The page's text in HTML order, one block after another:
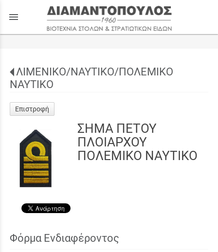
menu
ΛΙΜΕΝΙΚΟ/ΝΑΥΤΙΚΟ/ΠΟΛΕΜΙΚΟ
ΝΑΥΤΙΚΟ
Επιστροφή
ΣΗΜΑ ΠΕΤΟΥ
ΠΛΟΙΑΡΧΟΥ
ΠΟΛΕΜΙΚΟ ΝΑΥΤΙΚΟ
Φόρμα Ενδιαφέροντος